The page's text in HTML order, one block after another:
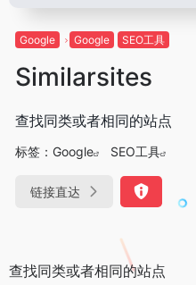
Google Google SEO工具
Similarsites
查找同类或者相同的站点
标签： Google SEO工具
链接直达
查找同类或者相同的站点